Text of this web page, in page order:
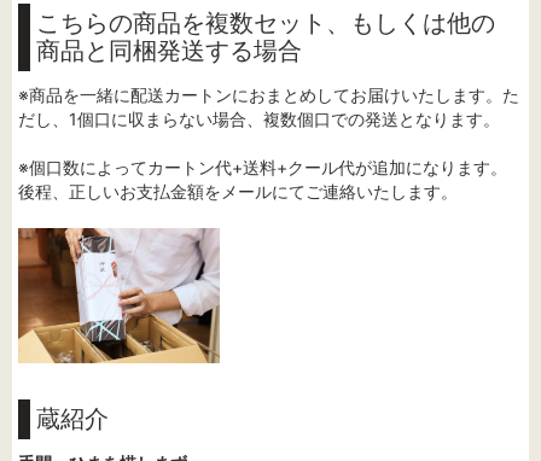
こちらの商品を複数セット、もしくは他の
商品と同梱発送する場合
※商品を一緒に配送カートンにおまとめしてお届けいたします。た
だし、1個口に収まらない場合、複数個口での発送となります。
※個口数によってカートン代+送料+クール代が追加になります。
後程、正しいお支払金額をメールにてご連絡いたします。
蔵紹介